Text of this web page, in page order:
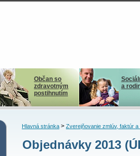
Občan so
zdravotným
postihnutím
a
Hlavná stránka> Zverejňovanie zmlúv, faktúr a
Objednávky 2013